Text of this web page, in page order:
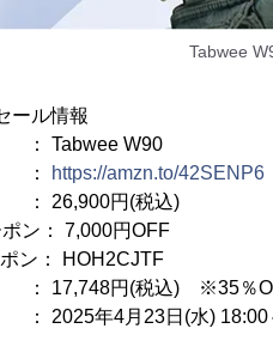
Tabwee
ール情報
W90
：
https://amzn.to/42SENP6
円(税込)
ン： 7,000円OFF
ン： HOH2CJTF
円(税込) ※35％
年4月23日(水) 18:00～